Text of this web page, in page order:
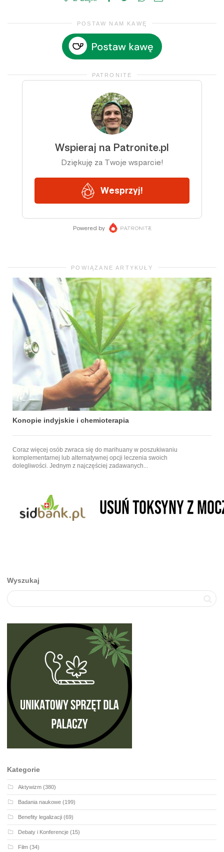
POSTAW NAM KAWĘ
PATRONITE
POWIĄZANE ARTYKUŁY
Konopie indyjskie i chemioterapia
Coraz więcej osób zwraca się do marihuany w poszukiwaniu
komplementarnej lub alternatywnej opcji leczenia swoich
dolegliwości. Jednym z najczęściej zadawanych...
Wyszukaj
Kategorie
Aktywizm (380)
Badania naukowe (199)
Benefity legalizacji (69)
Debaty i Konferencje (15)
Film (34)